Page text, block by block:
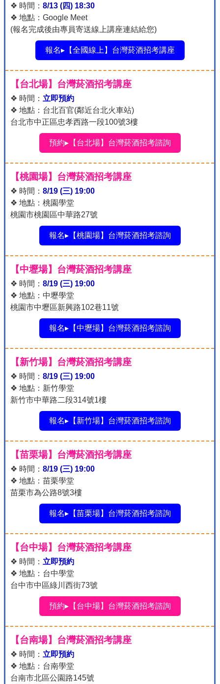
❖ 時間：8/13 (四) 18:30
❖ 地點：Google Meet
(報名完成後由專員寄送線上講座連結給您)
報名▸【全國線上】台灣菸酒招考講座
【台北場】台灣菸酒招考講座
❖ 時間： 立即預約
❖ 地點：台北百官(鄰近台北火車站)
台北市中正區忠孝西路一段100號3樓
預約▸【台北場】台灣菸酒招考諮詢
【桃園場】台灣菸酒招考講座
❖ 時間：8/19 (三) 19:00
❖ 地點：桃園學堂
桃園市桃園區中華路27號
報名▸【桃園場】台灣菸酒招考諮詢
【中壢場】台灣菸酒招考講座
❖ 時間：8/19 (三) 19:00
❖ 地點：中壢學堂
桃園市中壢區新興路102巷11號
報名▸【中壢場】台灣菸酒招考諮詢
【新竹場】台灣菸酒招考講座
❖ 時間：8/19 (三) 19:00
❖ 地點：新竹學堂
新竹市中華路二段314號1樓
報名▸【新竹場】台灣菸酒招考諮詢
【苗栗場】台灣菸酒招考講座
❖ 時間：8/19 (三) 19:00
❖ 地點：苗栗學堂
苗栗市為公路8號3樓
報名▸【苗栗場】台灣菸酒招考諮詢
【台中場】台灣菸酒招考講座
❖ 時間： 立即預約
❖ 地點：台中學堂
台中市中區綠川西街73號
預約▸【台中場】台灣菸酒招考諮詢
【台南場】台灣菸酒招考講座
❖ 時間： 立即預約
❖ 地點：台南學堂
台南市北區公園路145號